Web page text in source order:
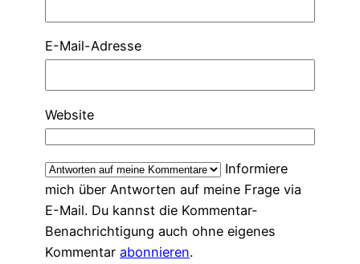
E-Mail-Adresse
Website
Informiere
mich über Antworten auf meine Frage via
E-Mail. Du kannst die Kommentar-
Benachrichtigung auch ohne eigenes
Kommentar abonnieren.